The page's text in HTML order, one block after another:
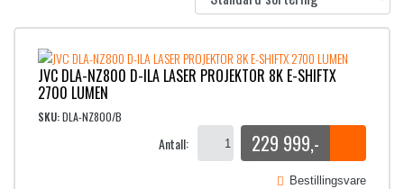
JVC DLA-NZ800 D-ILA LASER PROJEKTOR 8K E-SHIFTX
2700 LUMEN
SKU:DLA-NZ800/B
Antall: 229 999,-
Bestillingsvare